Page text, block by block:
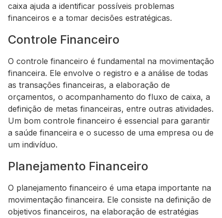
caixa ajuda a identificar possíveis problemas
financeiros e a tomar decisões estratégicas.
Controle Financeiro
O controle financeiro é fundamental na movimentação
financeira. Ele envolve o registro e a análise de todas
as transações financeiras, a elaboração de
orçamentos, o acompanhamento do fluxo de caixa, a
definição de metas financeiras, entre outras atividades.
Um bom controle financeiro é essencial para garantir
a saúde financeira e o sucesso de uma empresa ou de
um indivíduo.
Planejamento Financeiro
O planejamento financeiro é uma etapa importante na
movimentação financeira. Ele consiste na definição de
objetivos financeiros, na elaboração de estratégias